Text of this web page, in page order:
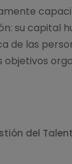
su capital
de las
del